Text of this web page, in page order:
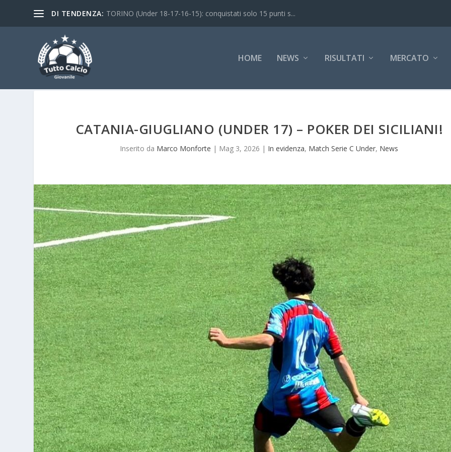
DI TENDENZA: TORINO (Under 18-17-16-15): conquistati solo 15 punti s...
HOME NEWS RISULTATI MERCATO
CATANIA-GIUGLIANO (UNDER 17) – POKER DEI SICILIANI!
Inserito da Marco Monforte | Mag 3, 2026 | In evidenza, Match Serie C Under, News